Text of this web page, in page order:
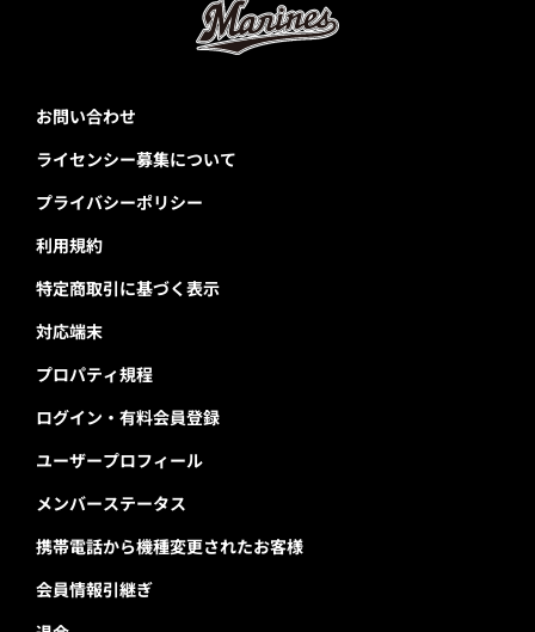
お問い合わせ
ライセンシー募集について
プライバシーポリシー
利用規約
特定商取引に基づく表示
対応端末
プロパティ規程
ログイン・有料会員登録
ユーザープロフィール
メンバーステータス
携帯電話から機種変更されたお客様
会員情報引継ぎ